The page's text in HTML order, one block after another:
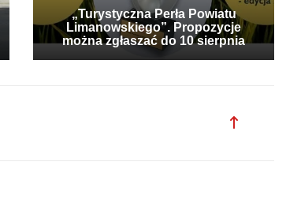
„Turystyczna Perła Powiatu
Limanowskiego”. Propozycje
można zgłaszać do 10 sierpnia